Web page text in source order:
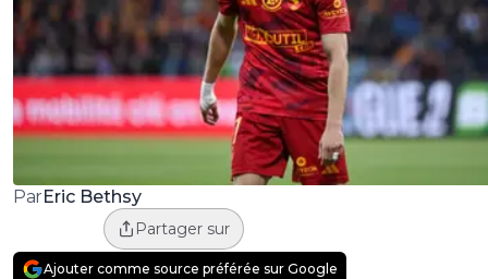
ParEric Bethsy
Partager sur
Ajouter comme source préférée sur Google